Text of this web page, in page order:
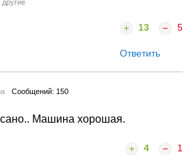
другие
13 5
Ответить
Сообщений: 150
Машина хорошая.
4 1